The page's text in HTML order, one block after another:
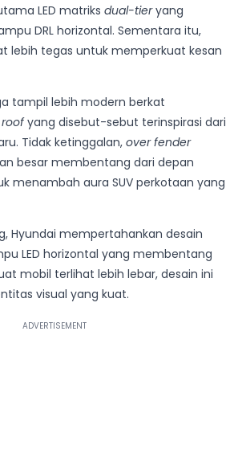
LED matriks dual-tieryang
DRL horizontal. Sementara itu,
lebih tegas untuk memperkuat kesan
tampil lebih modern berkat
yang disebut-sebut terinspirasi dari
Tidak ketinggalan, over fender
besar membentang dari depan
menambah aura SUV perkotaan yang
Hyundai mempertahankan desain
LED horizontal yang membentang
mobil terlihat lebih lebar, desain ini
visual yang kuat.